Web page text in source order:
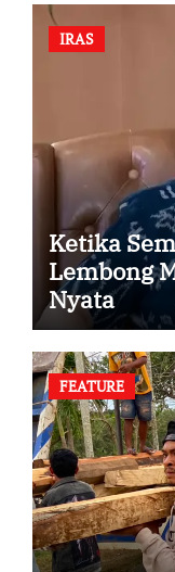
IRAS
Ketika
Lembong
Nyata
FEATURE